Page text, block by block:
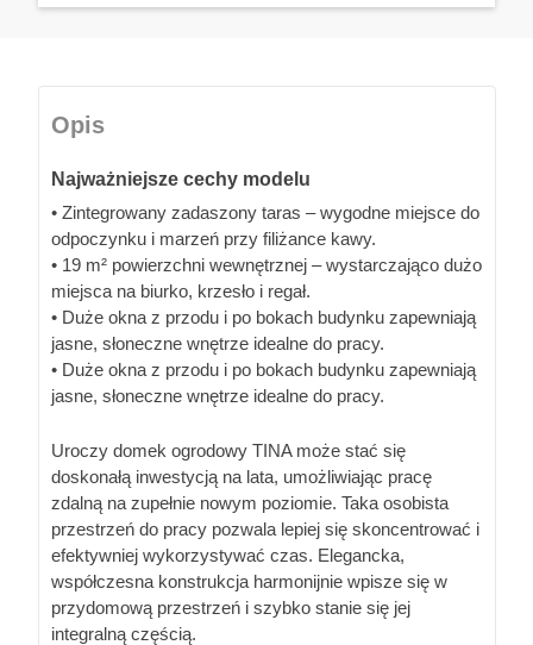
Opis
Najważniejsze cechy modelu
• Zintegrowany zadaszony taras – wygodne miejsce do
odpoczynku i marzeń przy filiżance kawy.
• 19 m² powierzchni wewnętrznej – wystarczająco dużo
miejsca na biurko, krzesło i regał.
• Duże okna z przodu i po bokach budynku zapewniają
jasne, słoneczne wnętrze idealne do pracy.
• Duże okna z przodu i po bokach budynku zapewniają
jasne, słoneczne wnętrze idealne do pracy.
Uroczy domek ogrodowy TINA może stać się
doskonałą inwestycją na lata, umożliwiając pracę
zdalną na zupełnie nowym poziomie. Taka osobista
przestrzeń do pracy pozwala lepiej się skoncentrować i
efektywniej wykorzystywać czas. Elegancka,
współczesna konstrukcja harmonijnie wpisze się w
przydomową przestrzeń i szybko stanie się jej
integralną częścią.